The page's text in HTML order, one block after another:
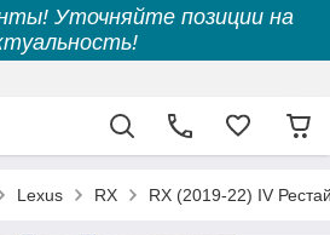
Уточняйте позиции на
Lexus RX RX (2019-22) IV